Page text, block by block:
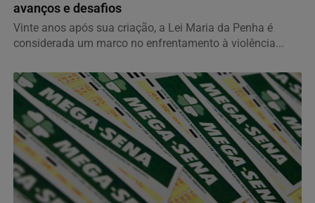
avanços e desafios
Vinte anos após sua criação, a Lei Maria da Penha é
considerada um marco no enfrentamento à violência...